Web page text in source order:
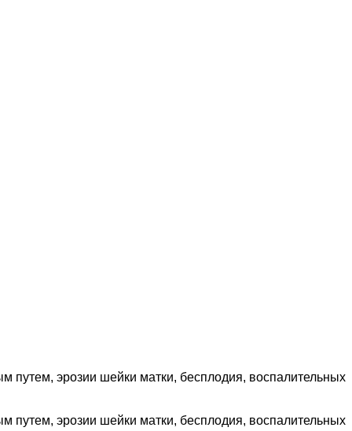
эрозии шейки матки, бесплодия, воспалительных
эрозии шейки матки, бесплодия, воспалительных